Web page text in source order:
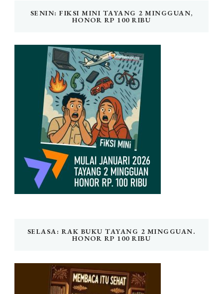
SENIN: FIKSI MINI TAYANG 2 MINGGUAN,
HONOR RP 100 RIBU
SELASA: RAK BUKU TAYANG 2 MINGGUAN.
HONOR RP 100 RIBU